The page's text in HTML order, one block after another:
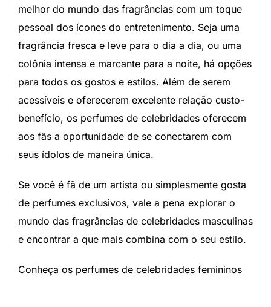
melhor do mundo das fragrâncias com um toque
pessoal dos ícones do entretenimento. Seja uma
fragrância fresca e leve para o dia a dia, ou uma
colônia intensa e marcante para a noite, há opções
para todos os gostos e estilos. Além de serem
acessíveis e oferecerem excelente relação custo-
benefício, os perfumes de celebridades oferecem
aos fãs a oportunidade de se conectarem com
seus ídolos de maneira única.
Se você é fã de um artista ou simplesmente gosta
de perfumes exclusivos, vale a pena explorar o
mundo das fragrâncias de celebridades masculinas
e encontrar a que mais combina com o seu estilo.
Conheça os perfumes de celebridades femininos